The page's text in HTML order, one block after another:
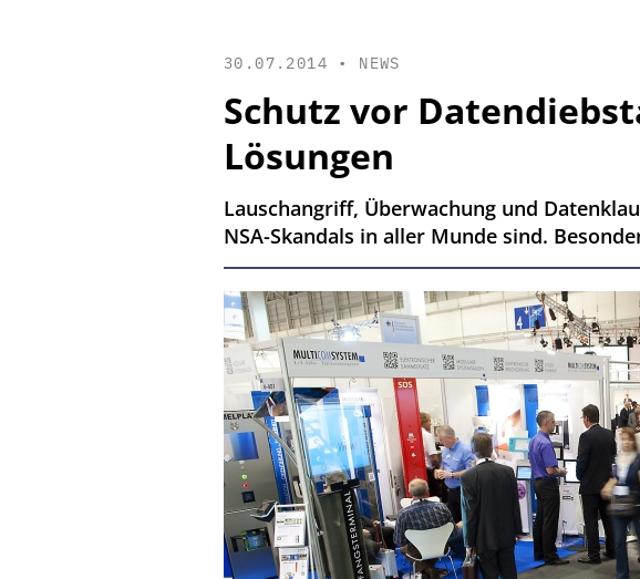
30.07.2014 • NEWS
Schutz vor
Lösungen
Lauschangriff, Überwachung und
NSA-Skandals in aller Munde sind.